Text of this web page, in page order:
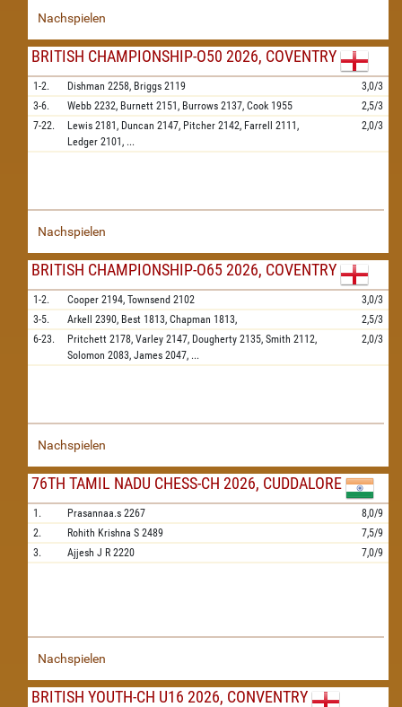
Nachspielen
BRITISH CHAMPIONSHIP-O50 2026, COVENTRY
1-2. Dishman 2258, Briggs 2119
3,0/3
3-6.
Webb 2232, Burnett 2151, Burrows 2137, Cook 1955
2,5/3
7-22.
Lewis 2181, Duncan 2147, Pitcher 2142, Farrell
2111,
Ledger 2101, ...
2,0/3
Nachspielen
BRITISH CHAMPIONSHIP-O65 2026, COVENTRY
1-2. Cooper 2194, Townsend 2102
3,0/3
3-5.
Arkell 2390, Best 1813, Chapman 1813,
2,5/3
6-23.
Pritchett 2178, Varley 2147, Dougherty 2135, Smith 2112,
Solomon 2083, James 2047, ...
2,0/3
Nachspielen
76TH TAMIL NADU CHESS-CH 2026, CUDDALORE
1. Prasannaa.s 2267
8,0/9
2.
Rohith Krishna S 2489
7,5/9
3.
Ajjesh J R 2220 7,0/9
Nachspielen
BRITISH YOUTH-CH U16 2026, CONVENTRY